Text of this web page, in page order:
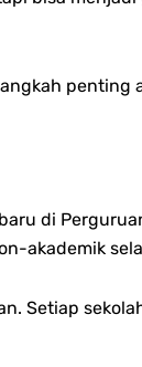
penting
di
akademik
Setiap